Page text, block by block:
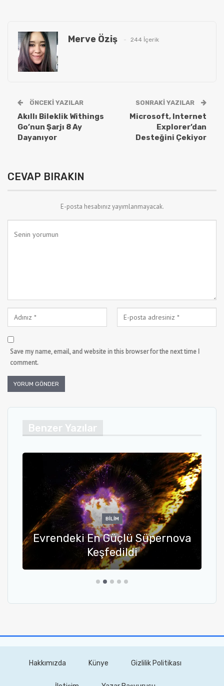
Merve Öziş 244 İçerik
ÖNCEKI YAZILAR
Akıllı Bileklik Withings
Go’nun Şarjı 8 Ay
Dayanıyor
SONRAKI YAZILAR
Microsoft, Internet
Explorer’dan
Desteğini Çekiyor
CEVAP BIRAKIN
E-posta hesabınız yayımlanmayacak.
Save my name, email, and website in this browser for the next time I
comment.
Benzer Yazılar
BILIM
Evrendeki En Güçlü Süpernova
Keşfedildi
Hakkımızda Künye Gizlilik Politikası